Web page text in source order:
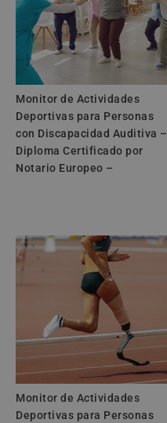
Monitor de Actividades
Deportivas para Personas
con Discapacidad Auditiva –
Diploma Certificado por
Notario Europeo –
Monitor de Actividades
Deportivas para Personas